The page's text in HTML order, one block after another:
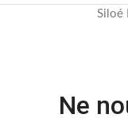
Siloé
Ne